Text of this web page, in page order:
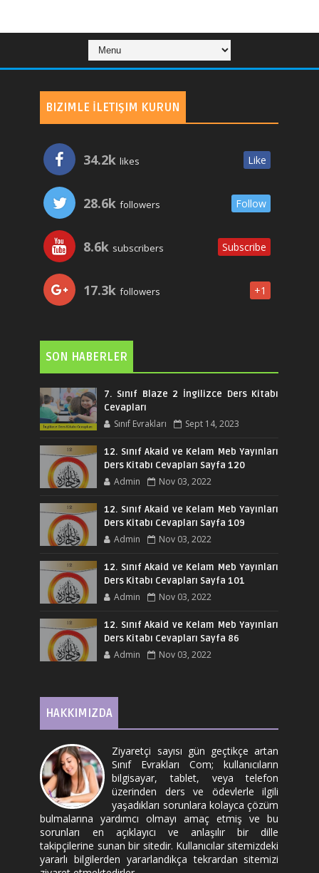
BIZIMLE İLETIŞIM KURUN
34.2k likes Like
28.6k followers Follow
8.6k subscribers Subscribe
17.3k followers +1
SON HABERLER
7. Sınıf Blaze 2 İngilizce Ders Kitabı
Cevapları
Sınıf Evrakları Sept 14, 2023
12. Sınıf Akaid ve Kelam Meb Yayınları
Ders Kitabı Cevapları Sayfa 120
Admin Nov 03, 2022
12. Sınıf Akaid ve Kelam Meb Yayınları
Ders Kitabı Cevapları Sayfa 109
Admin Nov 03, 2022
12. Sınıf Akaid ve Kelam Meb Yayınları
Ders Kitabı Cevapları Sayfa 101
Admin Nov 03, 2022
12. Sınıf Akaid ve Kelam Meb Yayınları
Ders Kitabı Cevapları Sayfa 86
Admin Nov 03, 2022
HAKKIMIZDA
Ziyaretçi sayısı gün geçtikçe artan
Sınıf Evrakları Com; kullanıcıların
bilgisayar, tablet, veya telefon
üzerinden ders ve ödevlerle ilgili
yaşadıkları sorunlara kolayca çözüm
bulmalarına yardımcı olmayı amaç etmiş ve bu
sorunları en açıklayıcı ve anlaşılır bir dille
takipçilerine sunan bir sitedir. Kullanıcılar sitemizdeki
yararlı bilgilerden yararlandıkça tekrardan sitemizi